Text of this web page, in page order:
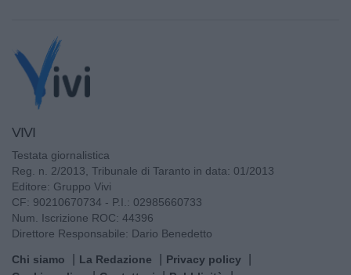
VIVI
Testata giornalistica
Reg. n. 2/2013, Tribunale di Taranto in data: 01/2013
Editore: Gruppo Vivi
CF: 90210670734 - P.I.: 02985660733
Num. Iscrizione ROC: 44396
Direttore Responsabile: Dario Benedetto
Chi siamo La Redazione
Privacy policy